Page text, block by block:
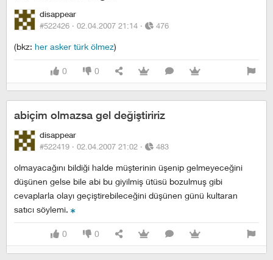
disappear
#522426 · 02.04.2007 21:14 · 476
(bkz: her asker türk ölmez)
0 0
abiçim olmazsa gel değiştiririz
disappear
#522419 · 02.04.2007 21:02 · 483
olmayacağını bildiği halde müşterinin üşenip gelmeyeceğini
düşünen gelse bile abi bu giyilmiş ütüsü bozulmuş gibi
cevaplarla olayı geçiştirebileceğini düşünen günü kultaran
satıcı söylemi.
0 0